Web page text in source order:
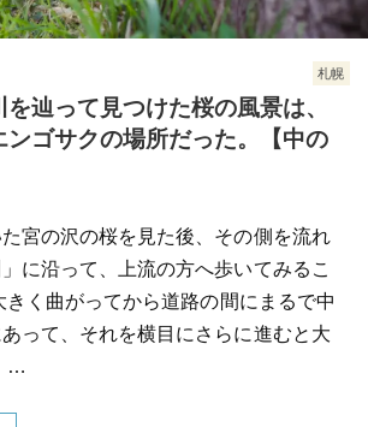
札幌
を辿って見つけた桜の風景は、
ンゴサクの場所だった。【中の
宮の沢の桜を見た後、その側を流れ
に沿って、上流の方へ歩いてみるこ
きく曲がってから道路の間にまるで中
って、それを横目にさらに進むと大
…